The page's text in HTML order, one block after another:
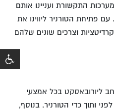
התקשורת ועניינו אותם
פתיחת הטורניר ליווינו את
וצרכים שונים שלהם
ליורובאסקט בכל אמצעי
ותוך כדי הטורניר. בנוסף,